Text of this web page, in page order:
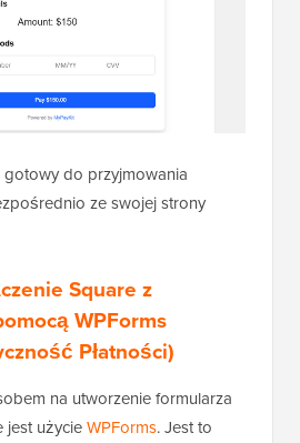
gotowy do przyjmowania
ze swojej strony
Square z
WPForms
Płatności)
na utworzenie formularza
jest użycieWPForms. Jest to